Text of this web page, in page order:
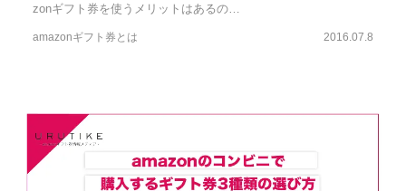
zonギフト券を使うメリットはあるの…
2016.07.8
amazonギフト券とは